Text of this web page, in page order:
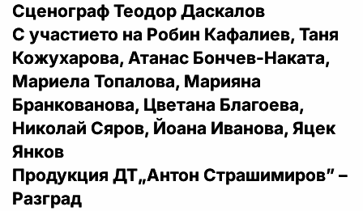
Сценограф Теодор Даскалов
С участието на Робин Кафалиев, Таня
Кожухарова, Атанас Бончев-Наката,
Мариела Топалова, Марияна
Бранкованова, Цветана Благоева,
Николай Сяров, Йоана Иванова, Яцек
Янков
Продукция ДТ„Антон Страшимиров” –
Разград